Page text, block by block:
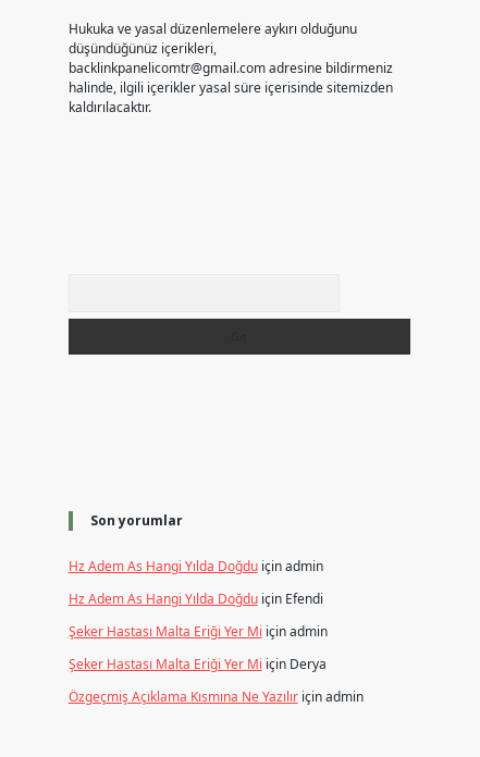
Hukuka ve yasal düzenlemelere aykırı olduğunu
düşündüğünüz içerikleri,
backlinkpanelicomtr@gmail.comadresine bildirmeniz
halinde, ilgili içerikler yasal süre içerisinde sitemizden
kaldırılacaktır.
Son yorumlar
Hz Adem As Hangi Yılda Doğduiçinadmin
Hz Adem As Hangi Yılda Doğduiçin Efendi
Şeker Hastası Malta Eriği Yer Mi içinadmin
Şeker Hastası Malta Eriği Yer Mi için Derya
Özgeçmiş Açıklama Kısmına Ne Yazılıriçinadmin